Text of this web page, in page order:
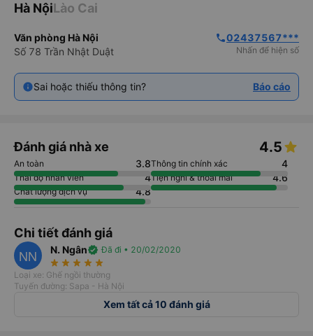
Hà NộiLào Cai
Văn phòng Hà Nội
Số 78 Trần Nhật Duật
phone02437567***
Nhấn để hiện số
Sai hoặc thiếu thông tin? Báo cáo
Đánh giá nhà xe 4.5
An toàn 3.8Thông tin chính xác 4
Thái độ nhân viên 4Tiện nghi & thoải mái 4.6
Chất lượng dịch vụ 4.8
Chi tiết đánh giá
NN N. Ngânverified Đã đi • 20/02/2020
star_rate star_rate star_rate star_rate star_rate
Loại xe: Ghế ngồi thường
Tuyến đường: Sapa - Hà Nội
Xem tất cả 10 đánh giá